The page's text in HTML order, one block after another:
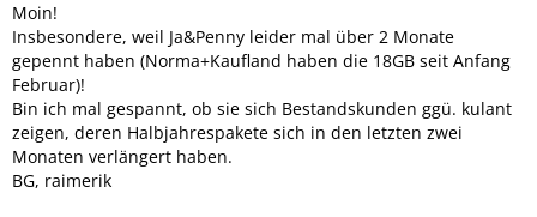
Moin!
Insbesondere, weil Ja&Penny leider mal über 2 Monate
gepennt haben (Norma+Kaufland haben die 18GB seit Anfang
Februar)!
Bin ich mal gespannt, ob sie sich Bestandskunden ggü. kulant
zeigen, deren Halbjahrespakete sich in den letzten zwei
Monaten verlängert haben.
BG, raimerik